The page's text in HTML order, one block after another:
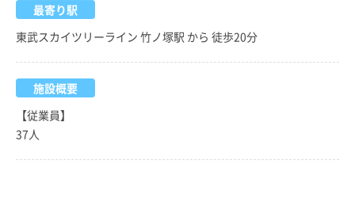
最寄り駅
東武スカイツリーライン 竹ノ塚駅 から 徒歩20分
施設概要
【従業員】
37人